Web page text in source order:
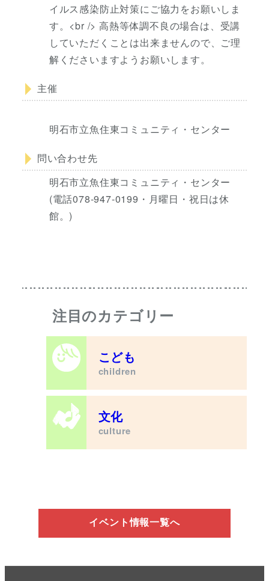
イルス感染防止対策にご協力をお願いしま
す。<br /> 高熱等体調不良の場合は、受講
していただくことは出来ませんので、ご理
解くださいますようお願いします。
主催
明石市立魚住東コミュニティ・センター
問い合わせ先
明石市立魚住東コミュニティ・センター
(電話078-947-0199・月曜日・祝日は休
館。)
注目のカテゴリー
こども
children
文化
culture
イベント情報一覧へ